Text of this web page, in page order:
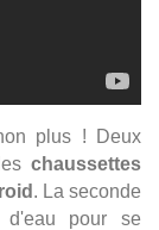
plus ! Deux
chaussettes
. La seconde
pour se